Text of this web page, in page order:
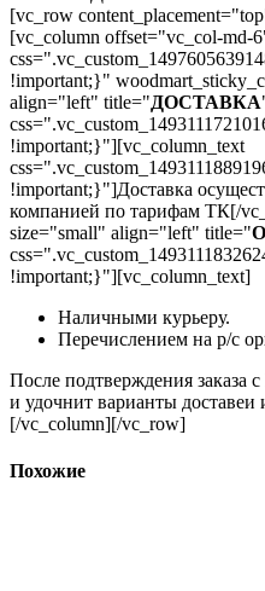
[vc_row
[vc_column offset="vc_col-md-
!important;}"
align="left" title="ДОСТАВКА
!important;}"][vc_column_text
!important;}"]Доставка
компанией по тарифам ТК[/
size="small" align="left" title="
!important;}"][vc_column_text]
Наличными курьеру.
Перечислением на р/с
После подтверждения заказа
и удочнит варианты
[/vc_column][/vc_row]
Похожие